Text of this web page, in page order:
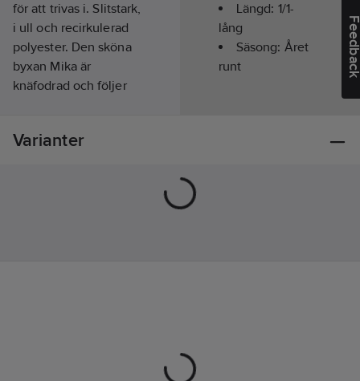
för att trivas i. Slitstark,
i ull och recirkulerad
polyester. Den sköna
byxan Mika är
knäfodrad och följer
% Ull, 53 % New Life
Längd: 1/1-
lång
Säsong: Året
runt
Varianter